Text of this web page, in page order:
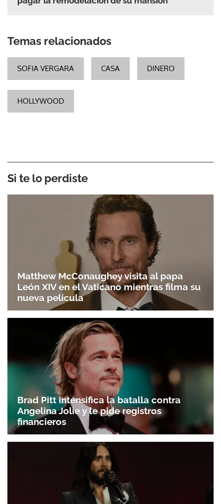
Temas relacionados
SOFIA VERGARA CASA DINERO
HOLLYWOOD
Si te lo perdiste
Matthew McConaughey visita al papa
León XIV en el Vaticano mientras filma su
nueva película
Brad Pitt intensifica la batalla contra
Angelina Jolie y le pide registros
financieros